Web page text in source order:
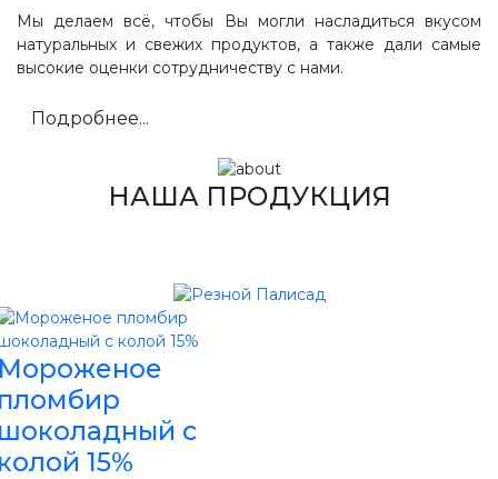
Мы делаем всё, чтобы Вы могли насладиться вкусом
натуральных и свежих продуктов, а также дали самые
высокие оценки сотрудничеству с нами.
Подробнее...
НАША ПРОДУКЦИЯ
с
15%